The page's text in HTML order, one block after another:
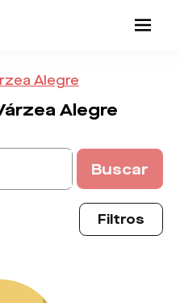
Alegre
Alegre
Buscar
Filtros